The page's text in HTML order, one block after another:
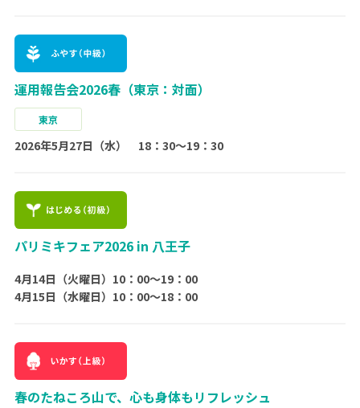
運用報告会2026春（東京：対面）
東京
2026年5月27日（水） 18：30～19：30
パリミキフェア2026 in 八王子
4月14日（火曜日）10：00〜19：00
4月15日（水曜日）10：00～18：00
春のたねころ山で、心も身体もリフレッシュ